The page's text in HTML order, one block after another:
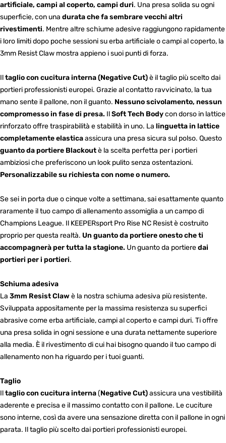
artificiale, campi al coperto, campi duri. Una presa solida su ogni
superficie, con una durata che fa sembrare vecchi altri
rivestimenti. Mentre altre schiume adesive raggiungono rapidamente
i loro limiti dopo poche sessioni su erba artificiale o campi al coperto, la
3mm Resist Claw mostra appieno i suoi punti di forza.
Iltaglio con cucitura interna (Negative Cut)è il taglio più scelto dai
portieri professionisti europei. Grazie al contatto ravvicinato, la tua
mano sente il pallone, non il guanto. Nessuno scivolamento, nessun
compromesso in fase di presa. IlSoft Tech Bodycon dorso in lattice
rinforzato offre traspirabilità e stabilità in uno. La linguetta in lattice
completamente elasticaassicura una presa sicura sul polso. Questo
guanto da portiere Blackoutè la scelta perfetta per i portieri
ambiziosi che preferiscono un look pulito senza ostentazioni.
Personalizzabile su richiesta con nome o numero.
Se sei in porta due o cinque volte a settimana, sai esattamente quanto
raramente il tuo campo di allenamento assomiglia a un campo di
Champions League. Il KEEPERsport Pro Rise NC Resist è costruito
proprio per questa realtà. Un guanto da portiere onesto che ti
accompagnerà per tutta la stagione. Un guanto da portieredai
portieri per i portieri.
Schiuma adesiva
La 3mm Resist Claw è la nostra schiuma adesiva più resistente.
Sviluppata appositamente per la massima resistenza su superfici
abrasive come erba artificiale, campi al coperto e campi duri. Ti offre
una presa solida in ogni sessione e una durata nettamente superiore
alla media. È il rivestimento di cui hai bisogno quando il tuo campo di
allenamento non ha riguardo per i tuoi guanti.
Taglio
Iltaglio con cucitura interna(Negative Cut)assicura una vestibilità
aderente e precisa e il massimo contatto con il pallone. Le cuciture
sono interne, così da avere una sensazione diretta con il pallone in ogni
parata. Il taglio più scelto dai portieri professionisti europei.